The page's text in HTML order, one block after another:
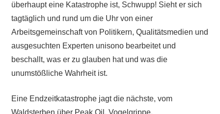
überhaupt eine Katastrophe ist, Schwupp! Sieht er sich
tagtäglich und rund um die Uhr von einer
Arbeitsgemeinschaft von Politikern, Qualitätsmedien und
ausgesuchten Experten unisono bearbeitet und
beschallt, was er zu glauben hat und was die
unumstößliche Wahrheit ist.
Eine Endzeitkatastrophe jagt die nächste, vom
Waldsterben über Peak Oil, Vogelgrippe,